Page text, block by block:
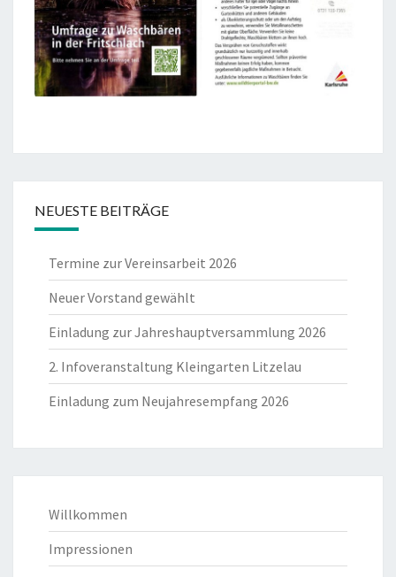
NEUESTE BEITRÄGE
Termine zur Vereinsarbeit 2026
Neuer Vorstand gewählt
Einladung zur Jahreshauptversammlung 2026
2. Infoveranstaltung Kleingarten Litzelau
Einladung zum Neujahresempfang 2026
Willkommen
Impressionen